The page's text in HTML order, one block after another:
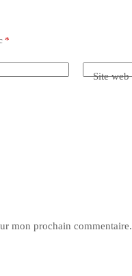
*
Site web
mon prochain commentaire.